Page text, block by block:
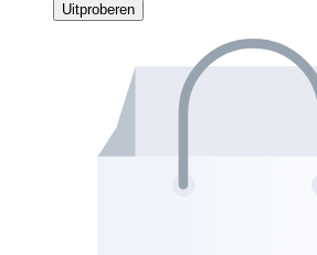
Uitproberen